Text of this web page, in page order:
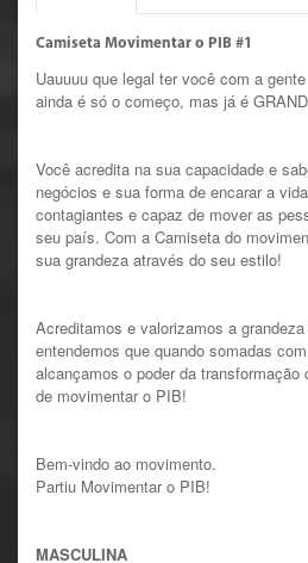
Camiseta Movimentar o PIB #1
Uauuuu que legal ter você com a
ainda é só o começo, mas já é
Você acredita na sua capacidade e
negócios e sua forma de encarar a
contagiantes e capaz de mover as
seu país. Com a Camiseta do
sua grandeza através do seu estilo!
Acreditamos e valorizamos a
entendemos que quando somadas
alcançamos o poder da
de movimentar o PIB!
Bem-vindo ao movimento.
Partiu Movimentar o PIB!
MASCULINA